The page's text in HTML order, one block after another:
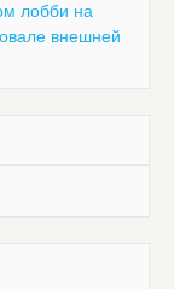
лобби на
внешней